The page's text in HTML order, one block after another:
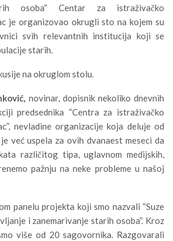
osoba“ Centar za istraživačko
je organizovao okrugli sto na kojem su
svih relevantnih institucija koji se
starih.
na okruglom stolu.
novinar, dopisnik nekoliko dnevnih
predsednika “Centra za istraživačko
nevladine organizacije koja deluje od
već uspela za ovih dvanaest meseci da
različitog tipa, uglavnom medijskih,
pažnju na neke probleme u našoj
panelu projekta koji smo nazvali “Suze
i zanemarivanje starih osoba”. Kroz
više od 20 sagovornika. Razgovarali